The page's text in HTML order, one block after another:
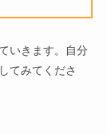
いきます。自分
てみてくださ